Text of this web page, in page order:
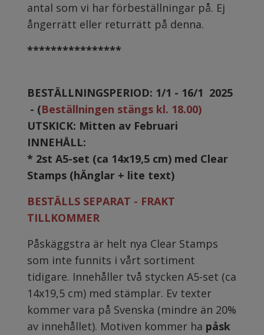
antal som vi har förbeställningar på. Ej
ångerrätt eller returrätt på denna.
****************
BESTÄLLNINGSPERIOD: 1/1 - 16/1 2025
- (Beställningen stängs kl. 18.00)
UTSKICK: Mitten av Februari
INNEHÅLL:
* 2st A5-set (ca 14x19,5 cm) med Clear
Stamps (hÄnglar + lite text)
BESTÄLLS SEPARAT - FRAKT
TILLKOMMER
Påskäggstra är helt nya Clear Stamps
som inte funnits i vårt sortiment
tidigare. Innehåller två stycken A5-set (ca
14x19,5 cm) med stämplar. Ev texter
kommer vara på Svenska (mindre än 20%
av innehållet). Motiven kommer ha påsk